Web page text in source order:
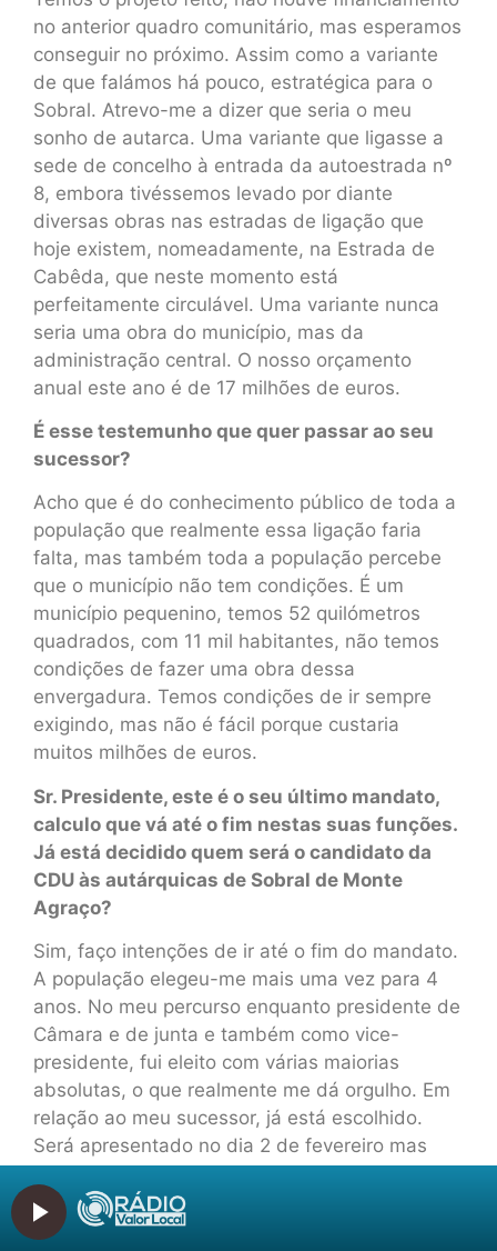
no anterior quadro comunitário, mas esperamos
conseguir no próximo. Assim como a variante
de que falámos há pouco, estratégica para o
Sobral. Atrevo-me a dizer que seria o meu
sonho de autarca. Uma variante que ligasse a
sede de concelho à entrada da autoestrada nº
8, embora tivéssemos levado por diante
diversas obras nas estradas de ligação que
hoje existem, nomeadamente, na Estrada de
Cabêda, que neste momento está
perfeitamente circulável. Uma variante nunca
seria uma obra do município, mas da
administração central. O nosso orçamento
anual este ano é de 17 milhões de euros.
É esse testemunho que quer passar ao seu
sucessor?
Acho que é do conhecimento público de toda a
população que realmente essa ligação faria
falta, mas também toda a população percebe
que o município não tem condições. É um
município pequenino, temos 52 quilómetros
quadrados, com 11 mil habitantes, não temos
condições de fazer uma obra dessa
envergadura. Temos condições de ir sempre
exigindo, mas não é fácil porque custaria
muitos milhões de euros.
Sr. Presidente, este é o seu último mandato,
calculo que vá até o fim nestas suas funções.
Já está decidido quem será o candidato da
CDU às autárquicas de Sobral de Monte
Agraço?
Sim, faço intenções de ir até o fim do mandato.
A população elegeu-me mais uma vez para 4
anos. No meu percurso enquanto presidente de
Câmara e de junta e também como vice-
presidente, fui eleito com várias maiorias
absolutas, o que realmente me dá orgulho. Em
relação ao meu sucessor, já está escolhido.
Será apresentado no dia 2 de fevereiro mas
Categorias